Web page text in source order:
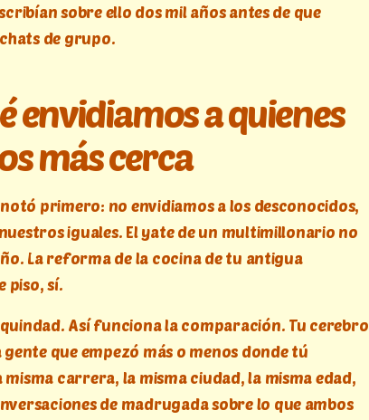
sobre ello dos mil años antes de que
de grupo.
envidiamos a quienes
más cerca
primero: no envidiamos a los desconocidos,
iguales. El yate de un multimillonario no
La reforma de la cocina de tu antigua
piso, sí.
Así funciona la comparación. Tu cerebro
gente que empezó más o menos donde tú
misma carrera, la misma ciudad, la misma edad,
de madrugada sobre lo que ambos